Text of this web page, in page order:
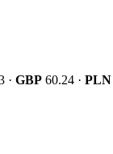
· GBP 60.24 · PLN